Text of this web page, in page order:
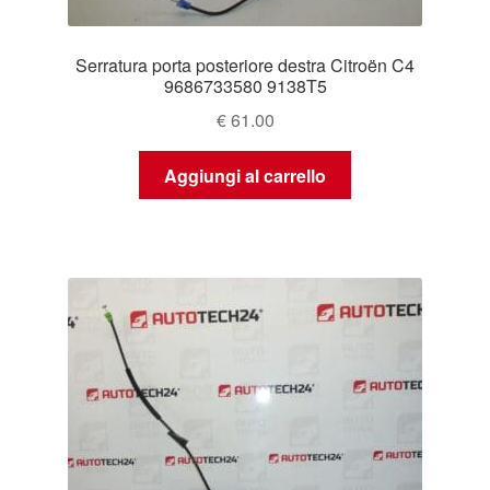
Serratura porta posteriore destra Citroën C4
9686733580 9138T5
€61.00
Aggiungi al carrello